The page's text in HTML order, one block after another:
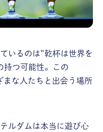
いるのは“乾杯は世界を
持つ可能性。この
まな人たちと出会う場所
ルダムは本当に遊び心